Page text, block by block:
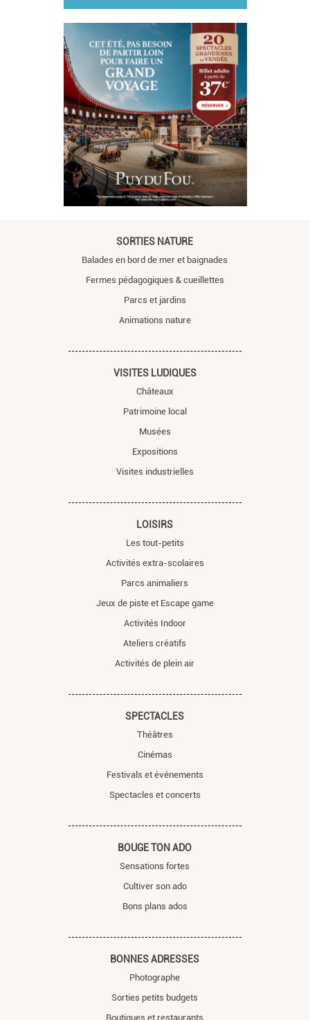
SORTIES NATURE
Balades en bord de mer et baignades
Fermes pédagogiques & cueillettes
Parcs et jardins
Animations nature
VISITES LUDIQUES
Châteaux
Patrimoine local
Musées
Expositions
Visites industrielles
LOISIRS
Les tout-petits
Activités extra-scolaires
Parcs animaliers
Jeux de piste et Escape game
Activités Indoor
Ateliers créatifs
Activités de plein air
SPECTACLES
Théâtres
Cinémas
Festivals et événements
Spectacles et concerts
BOUGE TON ADO
Sensations fortes
Cultiver son ado
Bons plans ados
BONNES ADRESSES
Photographe
Sorties petits budgets
Boutiques et restaurants